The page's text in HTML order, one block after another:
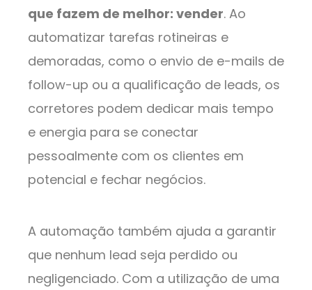
que fazem de melhor: vender. Ao
automatizar tarefas rotineiras e
demoradas, como o envio de e-mails de
follow-up ou a qualificação de leads, os
corretores podem dedicar mais tempo
e energia para se conectar
pessoalmente com os clientes em
potencial e fechar negócios.
A automação também ajuda a garantir
que nenhum lead seja perdido ou
negligenciado. Com a utilização de uma